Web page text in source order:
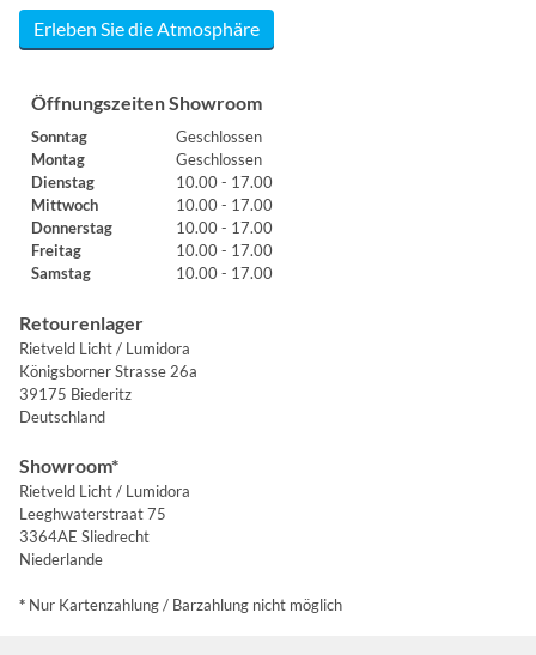
Erleben Sie die Atmosphäre
Öffnungszeiten Showroom
Sonntag
Geschlossen
Montag
Geschlossen
Dienstag
10.00 - 17.00
Mittwoch
10.00 - 17.00
Donnerstag
10.00 - 17.00
Freitag
10.00 - 17.00
Samstag
10.00 - 17.00
Retourenlager
Rietveld Licht / Lumidora
Königsborner Strasse 26a
39175 Biederitz
Deutschland
Showroom*
Rietveld Licht / Lumidora
Leeghwaterstraat 75
3364AE Sliedrecht
Niederlande
* Nur Kartenzahlung / Barzahlung nicht möglich